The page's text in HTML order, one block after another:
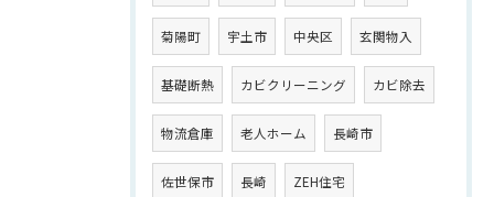
菊陽町 宇土市 中央区 玄関物入
基礎断熱 カビクリーニング カビ除去
物流倉庫 老人ホーム 長崎市
佐世保市 長崎 ZEH住宅